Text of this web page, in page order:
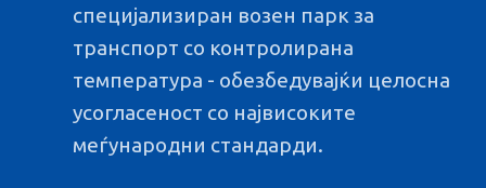
специјализиран возен парк за
транспорт со контролирана
температура - обезбедувајќи целосна
усогласеност со највисоките
меѓународни стандарди.